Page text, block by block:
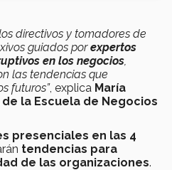
directivos y tomadores de
guiados porexpertos
en los negocios,
las tendencias que
futuros”, explica María
la Escuela de Negocios
presenciales en las 4
tendencias para
de las organizaciones.